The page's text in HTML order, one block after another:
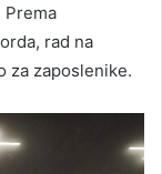
Prema
rad na
za zaposlenike.